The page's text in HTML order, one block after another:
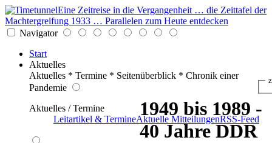
Eine Zeitreise in die Vergangenheit … die Zeittafel der
Machtergreifung 1933 … Parallelen zum Heute entdecken
Navigator
Start
Aktuelles
Aktuelles * Termine * Seitenüberblick * Chronik einer
Pandemie
Aktuelles / Termine
Leitartikel & TermineAktuelle MitteilungenRSS-Feed
1949 bis 1989 -
40 Jahre DDR